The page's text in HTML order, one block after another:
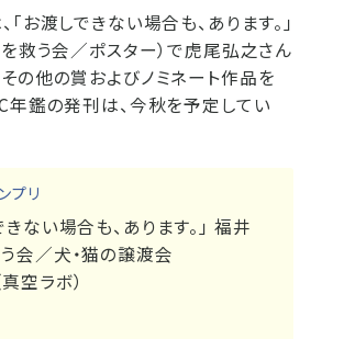
「お渡しできない場合も、あります。」
を救う会／ポスター）で虎尾弘之さん
の他の賞およびノミネート作品を
年鑑の発刊は、今秋を予定してい
プリ
きない場合も、あります。」 福井
会／犬・猫の譲渡会
空ラボ）